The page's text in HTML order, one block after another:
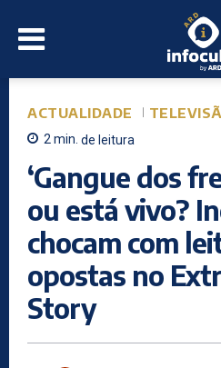
ACTUALIDADE
2min. de leitura
‘Gangue dos
ou está vivo?
chocam com
opostas no
Story